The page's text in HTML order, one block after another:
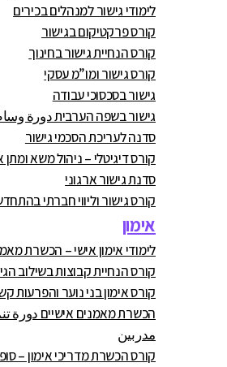
לימודי גישור למנהלים בכירים
קורס פרקטיקום בגישור
קורס הנחיית גישור בחינוך
קורס גישור ומו”מ עסקי
גישור בסכסוכי עבודה
גישור בשפה הערבית دورة
סדנה לעריכת הסכמי גישור
קורס דיגיטלי – ניהול משא ומתן
סדנת גישור ארגוני
קורס גישור וליווי חברתי
אימון
לימודי אימון אישי – הכשרת
קורס הנחיית קבוצות בשילוב
קורס אימון בני נוער והפרעות
הכשרת מאמנים אישיים دورة
مدربين
קורס הכשרת מדריכי אימון –